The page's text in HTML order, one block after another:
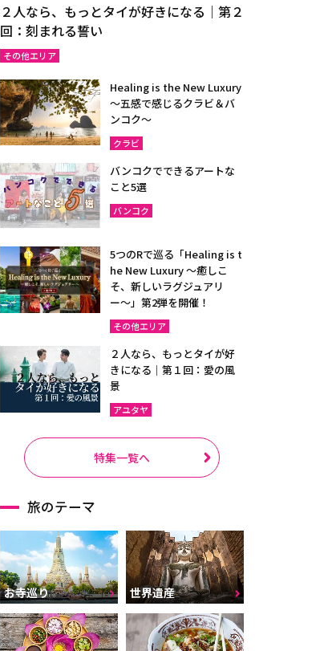
２人なら、もっとタイが好きになる｜第２
回：刻まれる誓い
その他エリア
Healing is the New Luxury
～五感で感じるクラビ＆バ
ンコク～
クラビ
バンコクでできるアートな
こと5選
バンコク
5つのRで巡る「Healing is t
he New Luxury ～癒しこ
そ、新しいラグジュアリ
ー〜」第2弾を開催！
その他エリア
２人なら、もっとタイが好
きになる｜第１回：愛の風
景
アユタヤ
特集一覧へ
旅のテーマ
お寺巡り 世界遺産